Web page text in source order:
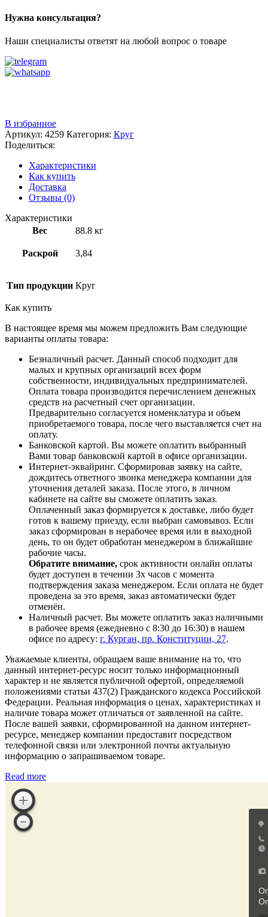
Нужна консультация?
Наши специалисты ответят на любой вопрос о товаре
В избранное
Артикул: 4259 Категория: Круг
Поделиться:
Характеристики
Как купить
Доставка
Отзывы (0)
Характеристики
Вес
88.8 кг
Раскрой 3,84
Тип продукции Круг
Как купить
В настоящее время мы можем предложить Вам следующие
варианты оплаты товара:
Безналичный расчет. Данный способ подходит для
малых и крупных организаций всех форм
собственности, индивидуальных предпринимателей.
Оплата товара производится перечислением денежных
средств на расчетный счет организации.
Предварительно согласуется номенклатура и объем
приобретаемого товара, после чего выставляется счет на
оплату.
Банковской картой. Вы можете оплатить выбранный
Вами товар банковской картой в офисе организации.
Интернет-эквайринг. Сформировав заявку на сайте,
дождитесь ответного звонка менеджера компании для
уточнения деталей заказа. После этого, в личном
кабинете на сайте вы сможете оплатить заказ.
Оплаченный заказ формируется к доставке, либо будет
готов к вашему приезду, если выбран самовывоз. Если
заказ сформирован в нерабочее время или в выходной
день, то он будет обработан менеджером в ближайшие
рабочие часы.
Обратите внимание, срок активности онлайн оплаты
будет доступен в течении 3х часов с момента
подтверждения заказа менеджером. Если оплата не будет
проведена за это время, заказ автоматически будет
отменён.
Наличный расчет. Вы можете оплатить заказ наличными
в рабочее время (ежедневно с 8:30 до 16:30) в нашем
офисе по адресу: г. Курган, пр. Конституции, 27.
Уважаемые клиенты, обращаем ваше внимание на то, что
данный интернет-ресурс носит только информационный
характер и не является публичной офертой, определяемой
положениями статьи 437(2) Гражданского кодекса Российской
Федерации. Реальная информация о ценах, характеристиках и
наличие товара может отличаться от заявленной на сайте.
После вашей заявки, сформированной на данном интернет-
ресурсе, менеджер компании предоставит посредством
телефонной связи или электронной почты актуальную
информацию о запрашиваемом товаре.
Read more